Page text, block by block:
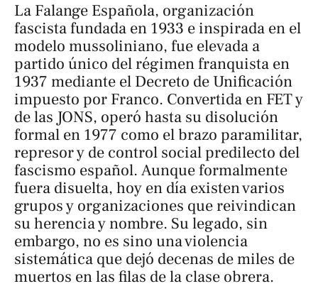
La Falange Española, organización
fascista fundada en 1933 e inspirada en el
modelo mussoliniano, fue elevada a
partido único del régimen franquista en
1937 mediante el Decreto de Unificación
impuesto por Franco. Convertida en FET y
de las JONS, operó hasta su disolución
formal en 1977 como el brazo paramilitar,
represor y de control social predilecto del
fascismo español. Aunque formalmente
fuera disuelta, hoy en día existen varios
grupos y organizaciones que reivindican
su herencia y nombre. Su legado, sin
embargo, no es sino una violencia
sistemática que dejó decenas de miles de
muertos en las filas de la clase obrera.